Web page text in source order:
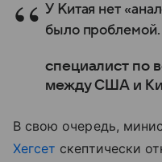
У Китая нет
было проблемой.
специалист по
между США и
В свою очередь,
Хегсет скептически